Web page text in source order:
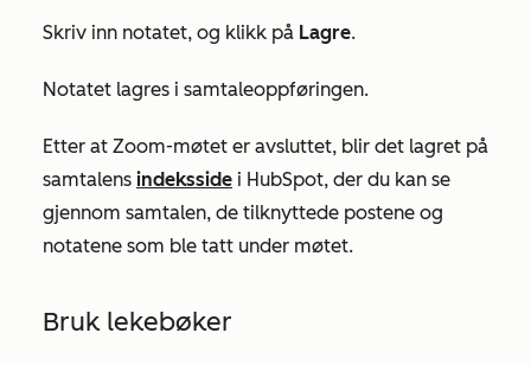
Skriv inn notatet, og klikk på Lagre.
Notatet lagres i samtaleoppføringen.
Etter at Zoom-møtet er avsluttet, blir det lagret på
samtalens indeksside i HubSpot, der du kan se
gjennom samtalen, de tilknyttede postene og
notatene som ble tatt under møtet.
Bruk lekebøker